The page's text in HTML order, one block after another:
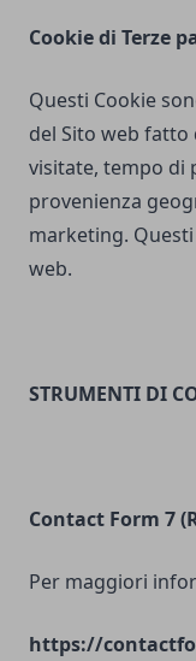
Cookie di Terze
Questi Cookie
del Sito web
visitate, tempo di
provenienza
marketing.
web.
STRUMENTI DI
Contact Form 7
Per maggiori
https://